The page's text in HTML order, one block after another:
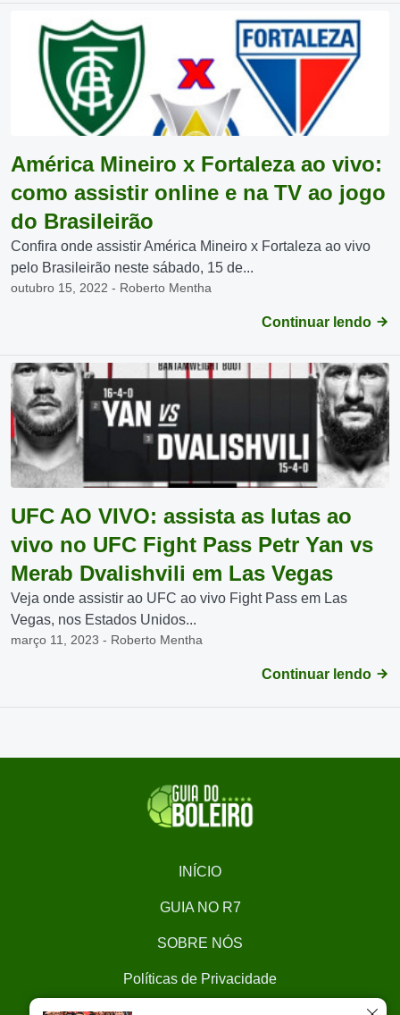
América Mineiro x Fortaleza ao vivo:
como assistir online e na TV ao jogo
do Brasileirão
Confira onde assistir América Mineiro x Fortaleza ao vivo
pelo Brasileirão neste sábado, 15 de...
outubro 15, 2022 - Roberto Mentha
Continuar lendo
UFC AO VIVO: assista as lutas ao
vivo no UFC Fight Pass Petr Yan vs
Merab Dvalishvili em Las Vegas
Veja onde assistir ao UFC ao vivo Fight Pass em Las
Vegas, nos Estados Unidos...
março 11, 2023 - Roberto Mentha
Continuar lendo
INÍCIO
GUIA NO R7
SOBRE NÓS
Políticas de Privacidade